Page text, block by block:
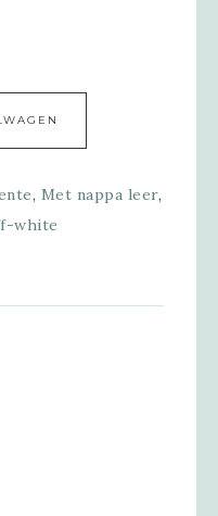
, Met nappa leer,
white